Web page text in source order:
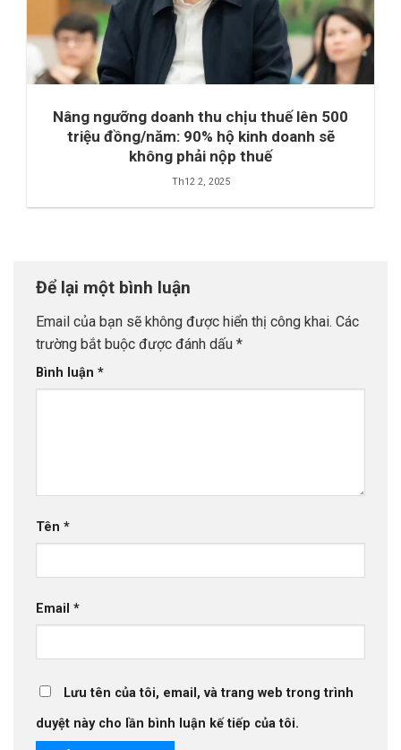
Nâng ngưỡng doanh thu chịu thuế lên 500
triệu đồng/năm: 90% hộ kinh doanh sẽ
không phải nộp thuế
Th12 2, 2025
Để lại một bình luận
Email của bạn sẽ không được hiển thị công khai. Các
trường bắt buộc được đánh dấu *
Bình luận *
Tên *
Email *
Lưu tên của tôi, email, và trang web trong trình
duyệt này cho lần bình luận kế tiếp của tôi.